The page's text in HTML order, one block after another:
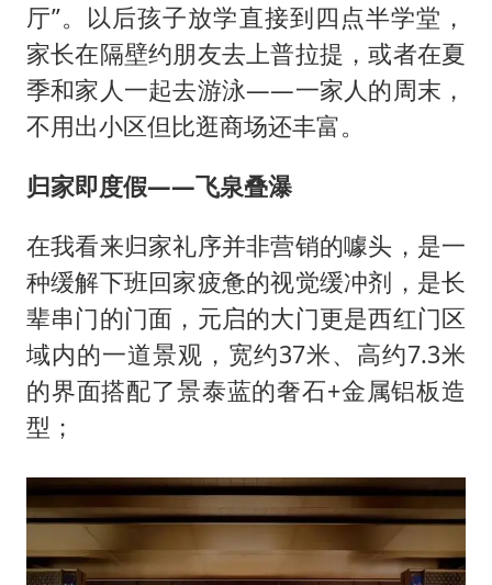
厅”。以后孩子放学直接到四点半学堂，
家长在隔壁约朋友去上普拉提，或者在夏
季和家人一起去游泳——一家人的周末，
不用出小区但比逛商场还丰富。
归家即度假——飞泉叠瀑
在我看来归家礼序并非营销的噱头，是一
种缓解下班回家疲惫的视觉缓冲剂，是长
辈串门的门面，元启的大门更是西红门区
域内的一道景观，宽约37米、高约7.3米
的界面搭配了景泰蓝的奢石+金属铝板造
型；